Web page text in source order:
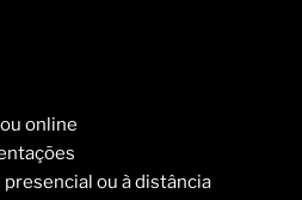
online
ou à distância